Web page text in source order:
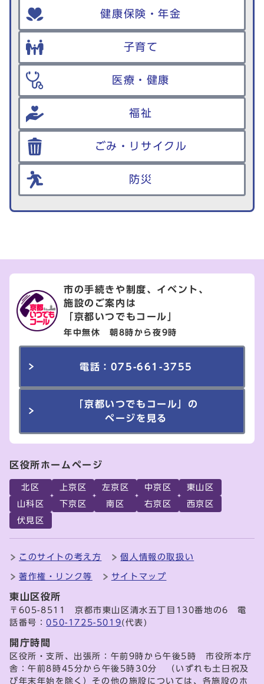
健康保険・年金
子育て
医療・健康
福祉
ごみ・リサイクル
防災
市の手続きや制度、イベント、
施設のご案内は
「京都いつでもコール」
年中無休 朝8時から夜9時
電話：075-661-3755
「京都いつでもコール」の
ページを見る
区役所ホームページ
北区 上京区 左京区 中京区
東山区
山科区
下京区 南区 右京区
西京区
伏見区
このサイトの考え方 個人情報の取扱い
著作権・リンク等 サイトマップ
東山区役所
〒605-8511 京都市東山区清水五丁目130番地の6 電
話番号：050-1725-5019(代表)
開庁時間
区役所・支所、出張所：午前9時から午後5時 市役所本庁
舎：午前8時45分から午後5時30分 （いずれも土日祝及
び年末年始を除く）その他の施設については、各施設のホ